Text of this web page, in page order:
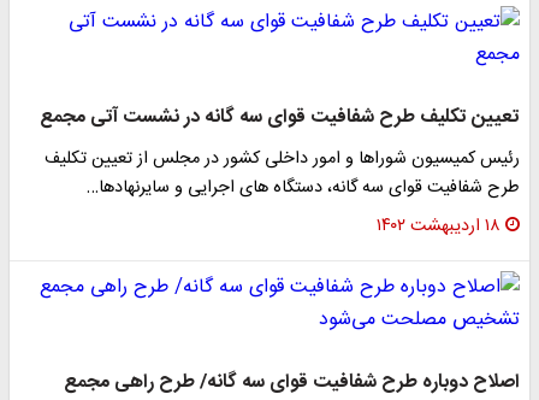
تعیین تکلیف طرح شفافیت قوای سه گانه در نشست آتی مجمع
رئیس کمیسیون شوراها و امور داخلی کشور در مجلس از تعیین تکلیف
طرح شفافیت قوای سه گانه، دستگاه های اجرایی و سایرنهادها…
۱۸ اردیبهشت ۱۴۰۲
اصلاح دوباره طرح شفافیت قوای سه گانه/ طرح راهی مجمع